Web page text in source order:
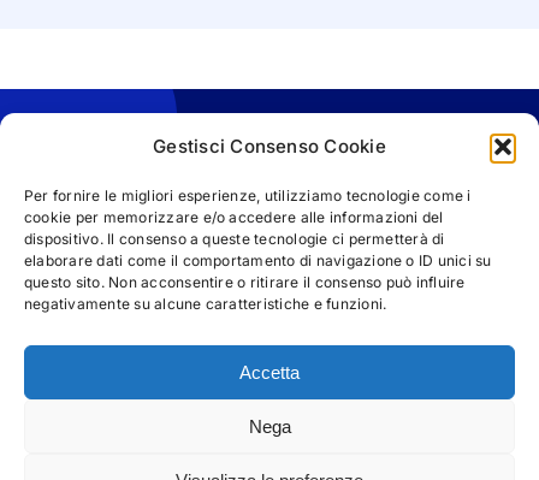
Gestisci Consenso Cookie
Per fornire le migliori esperienze, utilizziamo tecnologie come i
cookie per memorizzare e/o accedere alle informazioni del
dispositivo. Il consenso a queste tecnologie ci permetterà di
elaborare dati come il comportamento di navigazione o ID unici su
questo sito. Non acconsentire o ritirare il consenso può influire
negativamente su alcune caratteristiche e funzioni.
Accetta
Nega
© Copyright 2025 | M&M Business Communication s.r.l -